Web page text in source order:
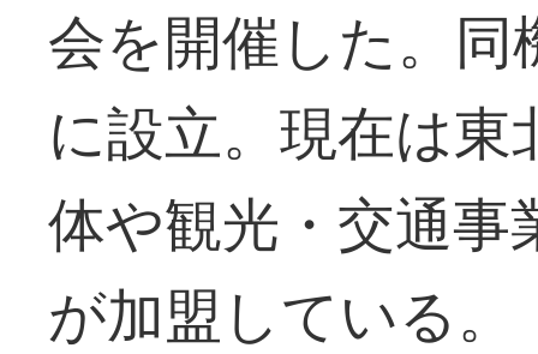
会を開催した。同
に設立。現在は
体や観光・交通事
が加盟している。